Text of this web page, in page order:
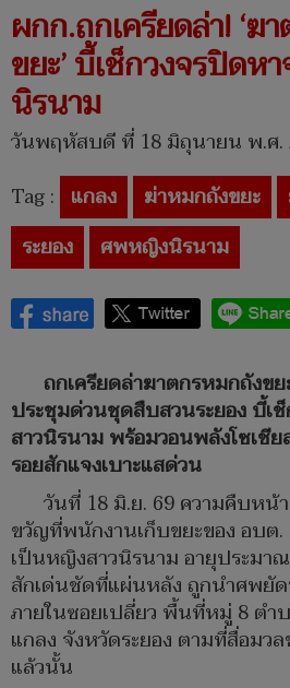
ผกก.ถกเครียดล่า! ‘ฆ
ขยะ’ บี้เช็กวงจรปิดห
นิรนาม
วันพฤหัสบดี ที่ 18 มิถุนายน พ.ศ.
Tag : แกลง ฆ่าหมกถังขยะ
ระยอง
ศพหญิงนิรนาม
ถกเครียดล่าฆาตกรหมกถังข
ประชุมด่วนชุดสืบสวนระยอง บี้เ
สาวนิรนาม พร้อมวอนพลังโซเชี
รอยสักแจงเบาะแสด่วน
วันที่ 18 มิ.ย. 69 ความคืบหน้
ขวัญที่พนักงานเก็บขยะของ อบต.
เป็นหญิงสาวนิรนาม อายุประมา
สักเด่นชัดที่แผ่นหลัง ถูกนำศพยัด
ภายในซอยเปลี่ยว พื้นที่หมู่ 8 ตำ
แกลง จังหวัดระยอง ตามที่สื่อมว
แล้วนั้น